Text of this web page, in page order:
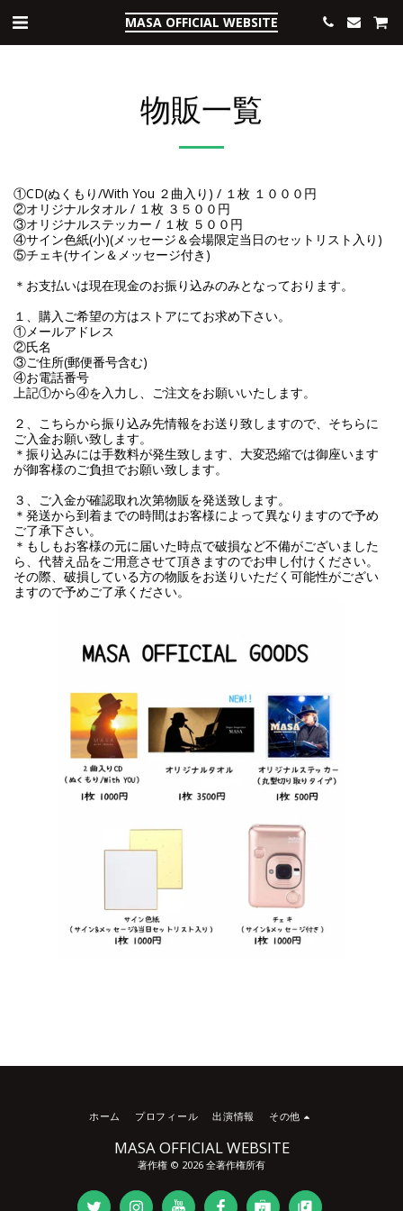
MASA OFFICIAL WEBSITE
物販一覧
①CD(ぬくもり/With You ２曲入り) / １枚 １０００円
②オリジナルタオル / １枚 ３５００円
③オリジナルステッカー / １枚 ５００円
④サイン色紙(小)(メッセージ＆会場限定当日のセットリスト入り)
⑤チェキ(サイン＆メッセージ付き)
＊お支払いは現在現金のお振り込みのみとなっております。
１、購入ご希望の方はストアにてお求め下さい。
①メールアドレス
②氏名
③ご住所(郵便番号含む)
④お電話番号
上記①から④を入力し、ご注文をお願いいたします。
２、こちらから振り込み先情報をお送り致しますので、そちらに
ご入金お願い致します。
＊振り込みには手数料が発生致します、大変恐縮では御座います
が御客様のご負担でお願い致します。
３、ご入金が確認取れ次第物販を発送致します。
＊発送から到着までの時間はお客様によって異なりますので予め
ご了承下さい。
＊もしもお客様の元に届いた時点で破損など不備がございました
ら、代替え品をご用意させて頂きますのでお申し付けください。
その際、破損している方の物販をお送りいただく可能性がござい
ますので予めご了承ください。
MASA OFFICIAL WEBSITE
著作権 © 2026 全著作権所有
ホーム プロフィール 出演情報 その他